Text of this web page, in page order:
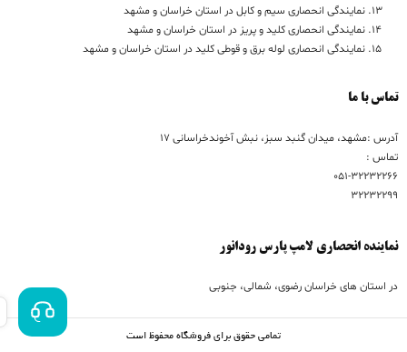
نمایندگی انحصاری سیم و کابل در استان خراسان و مشهد
نمایندگی انحصاری کلید و پریز در استان خراسان و مشهد
نمایندگی انحصاری لوله برق و قوطی کلید در استان خراسان و مشهد
تماس با ما
آدرس :مشهد، میدان گنبد سبز، نبش آخوندخراسانی 17
تماس :
051-32232266
32232299
نماینده انحصاری لامپ پارس رودانور
در استان های خراسان رضوی، شمالی، جنوبی
تمامی حقوق برای فروشگاه محفوظ است